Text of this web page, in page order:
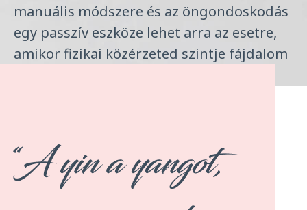
manuális módszere és az öngondoskodás
egy passzív eszköze lehet arra az esetre,
amikor fizikai közérzeted szintje fájdalom